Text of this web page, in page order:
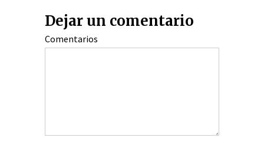
Dejar un comentario
Comentarios